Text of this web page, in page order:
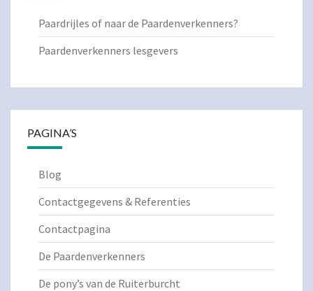
Paardrijles of naar de Paardenverkenners?
Paardenverkenners lesgevers
PAGINA’S
Blog
Contactgegevens & Referenties
Contactpagina
De Paardenverkenners
De pony’s van de Ruiterburcht